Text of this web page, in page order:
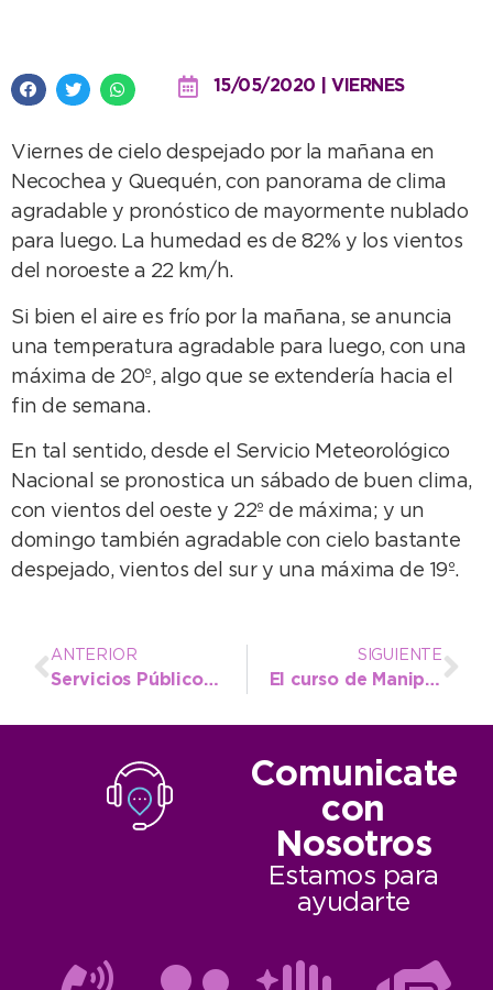
15/05/2020 | VIERNES
Viernes de cielo despejado por la mañana en
Necochea y Quequén, con panorama de clima
agradable y pronóstico de mayormente nublado
para luego. La humedad es de 82% y los vientos
del noroeste a 22 km/h.
Si bien el aire es frío por la mañana, se anuncia
una temperatura agradable para luego, con una
máxima de 20º, algo que se extendería hacia el
fin de semana.
En tal sentido, desde el Servicio Meteorológico
Nacional se pronostica un sábado de buen clima,
con vientos del oeste y 22º de máxima; y un
domingo también agradable con cielo bastante
despejado, vientos del sur y una máxima de 19º.
ANTERIOR
Servicios Públicos anula la subida de vehículos sobre la 10 entre 99 y 117
SIGUIENTE
El curso de Manipulación de Alimentos se puede hacer vía online
Comunicate
con
Nosotros
Estamos para
ayudarte